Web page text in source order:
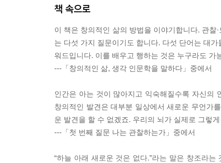
책 속으로
이 책은 창의적인 삶의 방법을 이야기합니다. 관찰
는 다섯 가지 질문이기도 합니다. 다섯 단어는 대
워드입니다. 이를 배우고 행하는 것은 누구라도 가
---「창의적인 삶, 생각 인문학을 말하다」중에서
인간은 아는 것이 많아지고 익숙해질수록 자신의
창의적인 발견은 대부분 일상에서 새로운 무언가
운 발견을 할 수 없겠죠. 우리의 뇌가 실제로 그렇
---「첫 번째 질문 나는 관찰하는가」중에서
“하늘 아래 새로운 것은 없다.”라는 말은 창조라